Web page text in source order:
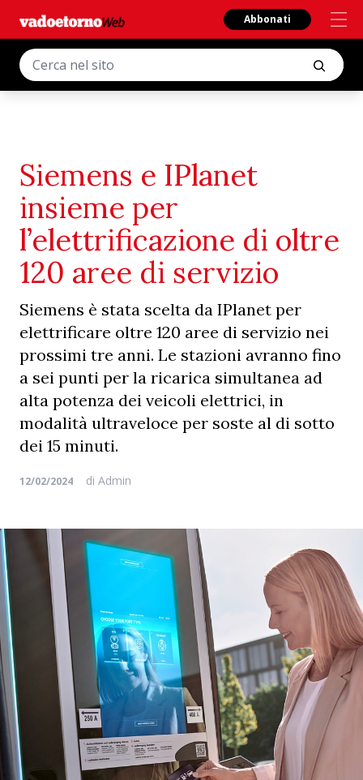
Abbonati
Siemens e IPlanet
insieme per
l’elettrificazione di oltre
120 aree di servizio
Siemens è stata scelta da IPlanet per
elettrificare oltre 120 aree di servizio nei
prossimi tre anni. Le stazioni avranno fino
a sei punti per la ricarica simultanea ad
alta potenza dei veicoli elettrici, in
modalità ultraveloce per soste al di sotto
dei 15 minuti.
12/02/2024 di Admin